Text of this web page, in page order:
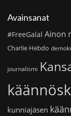
Avainsanat
#FreeGalal Ainon
Charlie Hebdo
journalismi
kunniajäsen